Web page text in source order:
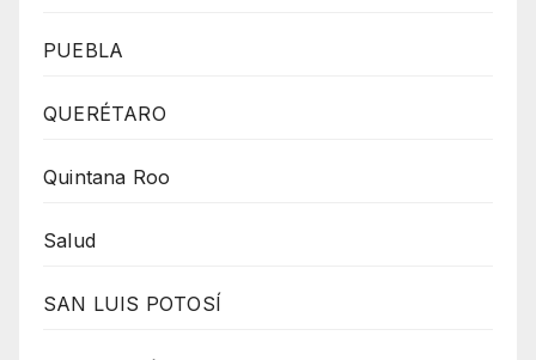
PUEBLA
QUERÉTARO
Quintana Roo
Salud
SAN LUIS POTOSÍ